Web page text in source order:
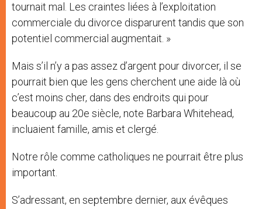
tournait mal. Les craintes liées à l’exploitation
commerciale du divorce disparurent tandis que son
potentiel commercial augmentait. »
Mais s’il n’y a pas assez d’argent pour divorcer, il se
pourrait bien que les gens cherchent une aide là où
c’est moins cher, dans des endroits qui pour
beaucoup au 20e siècle, note Barbara Whitehead,
incluaient famille, amis et clergé.
Notre rôle comme catholiques ne pourrait être plus
important.
S’adressant, en septembre dernier, aux évêques